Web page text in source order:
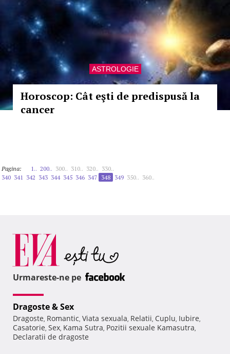
ASTROLOGIE
Horoscop: Cât eşti de predispusă la
cancer
Pagina: 1.. 200.. 300.. 310.. 320.. 330..
340 341 342 343 344 345 346 347 348 349 350.. 360..
Urmareste-ne pe
Dragoste & Sex
Dragoste, Romantic, Viata sexuala, Relatii, Cuplu, Iubire,
Casatorie, Sex, Kama Sutra, Pozitii sexuale Kamasutra,
Declaratii de dragoste